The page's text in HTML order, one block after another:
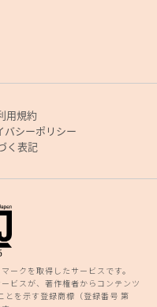
用規約
バシーポリシー
く表記
ークを取得したサービスです。
ビスが、著作権者からコンテンツ
とを示す登録商標（登録番号 第